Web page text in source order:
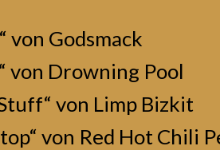
von Godsmack
von Drowning Pool
von Limp Bizkit
von Red Hot Chili